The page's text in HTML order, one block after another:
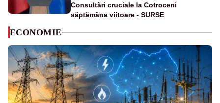
Consultări cruciale la Cotroceni
săptămâna viitoare - SURSE
ECONOMIE